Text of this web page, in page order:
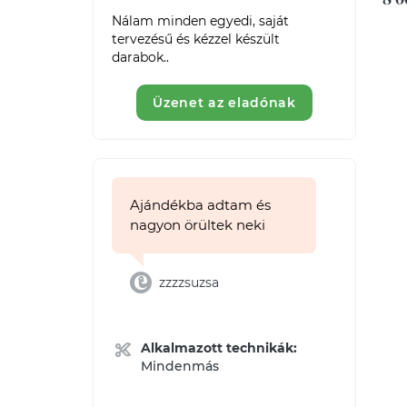
Nálam minden egyedi, saját
tervezésű és kézzel készült
darabok..
Üzenet az eladónak
Ajándékba adtam és
nagyon örültek neki
zzzzsuzsa
Alkalmazott technikák:
Mindenmás